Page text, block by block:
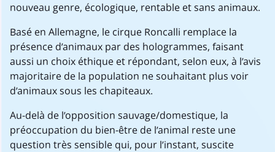
nouveau genre, écologique, rentable et sans animaux.
Basé en Allemagne, le cirque Roncalli remplace la
présence d’animaux par des hologrammes, faisant
aussi un choix éthique et répondant, selon eux, à l’avis
majoritaire de la population ne souhaitant plus voir
d’animaux sous les chapiteaux.
Au-delà de l’opposition sauvage/domestique, la
préoccupation du bien-être de l’animal reste une
question très sensible qui, pour l’instant, suscite